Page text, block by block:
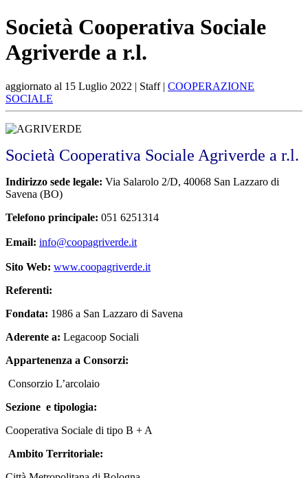
Società Cooperativa Sociale
Agriverde a r.l.
aggiornato al 15 Luglio 2022 | Staff | COOPERAZIONE
SOCIALE
Società Cooperativa Sociale Agriverde a r.l.
Indirizzo sede legale: Via Salarolo 2/D, 40068 San Lazzaro di
Savena (BO)
Telefono principale: 051 6251314
Email: info@coopagriverde.it
Sito Web: www.coopagriverde.it
Referenti:
Fondata: 1986 a San Lazzaro di Savena
Aderente a: Legacoop Sociali
Appartenenza a Consorzi:
Consorzio L’arcolaio
Sezione e tipologia:
Cooperativa Sociale di tipo B + A
Ambito Territoriale: